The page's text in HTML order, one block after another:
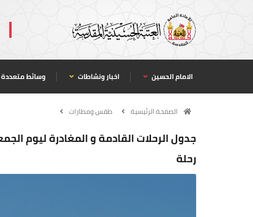
الامام الحسين اخبار ونشاطات وسائط متعددة
الصفحة الرئيسية طقس ومطارات
رحلة